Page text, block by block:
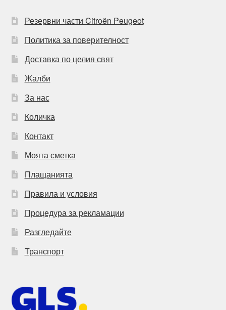
Резервни части Citroën Peugeot
Политика за поверителност
Доставка по целия свят
Жалби
За нас
Количка
Контакт
Моята сметка
Плащанията
Правила и условия
Процедура за рекламации
Разгледайте
Транспорт